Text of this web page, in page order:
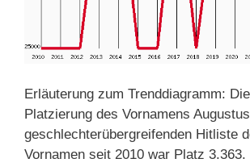
Erläuterung zum Trenddiagramm:
Platzierung des Vornamens
geschlechterübergreifenden Hitliste
Vornamen seit 2010 war Platz